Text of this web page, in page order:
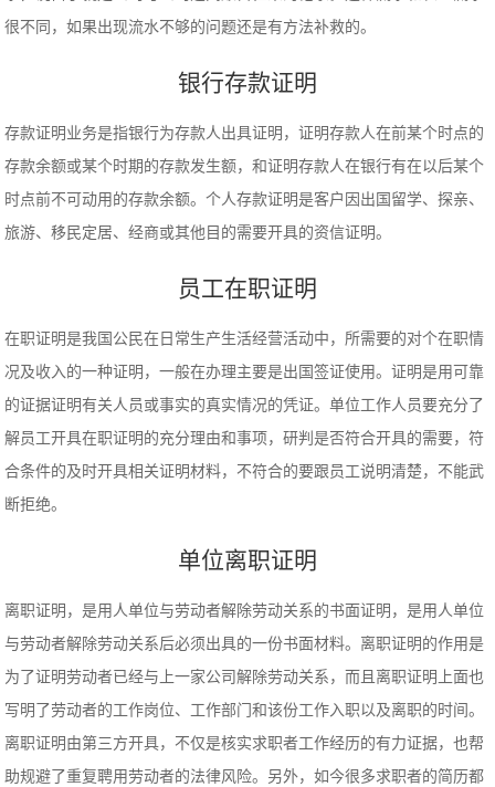
很不同，如果出现流水不够的问题还是有方法补救的。
银行存款证明
存款证明业务是指银行为存款人出具证明，证明存款人在前某个时点的
存款余额或某个时期的存款发生额，和证明存款人在银行有在以后某个
时点前不可动用的存款余额。个人存款证明是客户因出国留学、探亲、
旅游、移民定居、经商或其他目的需要开具的资信证明。
员工在职证明
在职证明是我国公民在日常生产生活经营活动中，所需要的对个在职情
况及收入的一种证明，一般在办理主要是出国签证使用。证明是用可靠
的证据证明有关人员或事实的真实情况的凭证。单位工作人员要充分了
解员工开具在职证明的充分理由和事项，研判是否符合开具的需要，符
合条件的及时开具相关证明材料，不符合的要跟员工说明清楚，不能武
断拒绝。
单位离职证明
离职证明，是用人单位与劳动者解除劳动关系的书面证明，是用人单位
与劳动者解除劳动关系后必须出具的一份书面材料。离职证明的作用是
为了证明劳动者已经与上一家公司解除劳动关系，而且离职证明上面也
写明了劳动者的工作岗位、工作部门和该份工作入职以及离职的时间。
离职证明由第三方开具，不仅是核实求职者工作经历的有力证据，也帮
助规避了重复聘用劳动者的法律风险。另外，如今很多求职者的简历都